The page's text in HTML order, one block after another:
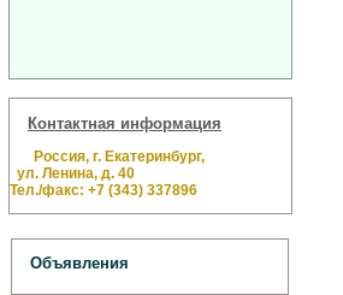
Контактная информация
Россия, г. Екатеринбург,
ул. Ленина, д. 40
Тел./факс: +7 (343) 337896
Объявления